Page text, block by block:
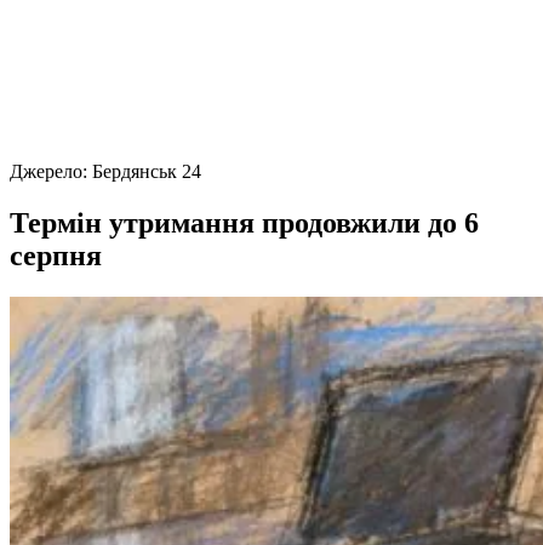
Джерело: Бердянськ 24
Термін утримання продовжили до 6
серпня